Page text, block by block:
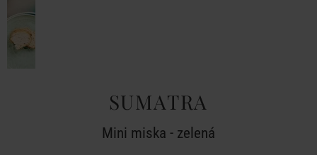
SUMATRA
Mini miska - zelená